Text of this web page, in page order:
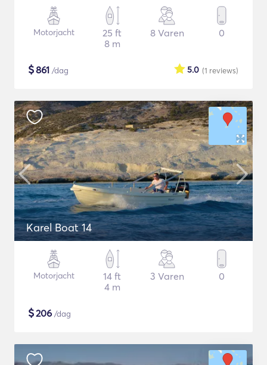
Motorjacht
25 ft
8 m
8 Varen 0
$861 /dag (1 reviews)
5.0
Karel Boat 14
Motorjacht
14 ft
4 m
3 Varen 0
$206 /dag